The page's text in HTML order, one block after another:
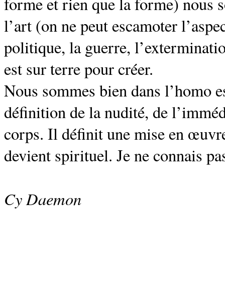
l’art (on ne peut escamoter
politique, la guerre,
est sur terre pour créer.
Nous sommes bien dans l’homo
définition de la nudité, de
corps. Il définit une mise en
devient spirituel. Je ne connais
Cy Daemon